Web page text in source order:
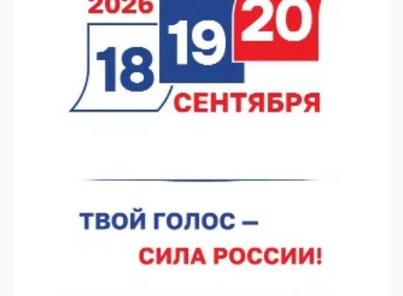
Тульские мастера и сегодня куют славу и доблесть русского
07.08.2026 10:15